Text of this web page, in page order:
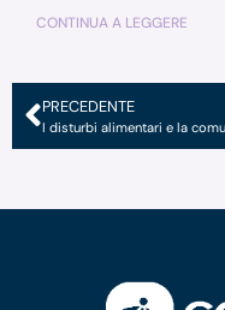
CONTINUA A LEGGERE
PRECEDENTE